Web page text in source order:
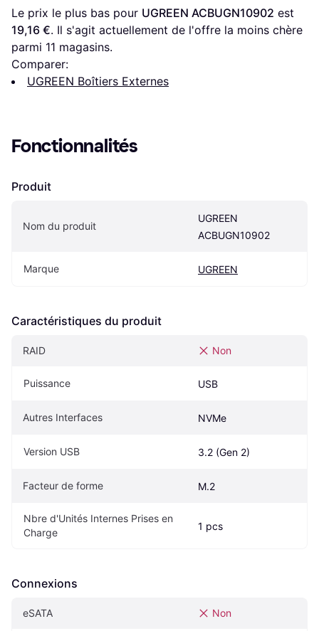
Le prix le plus bas pour UGREEN ‎ACBUGN10902
19,16 €. Il s'agit actuellement de l'offre la moins chère
parmi 11 magasins.
Comparer:
UGREEN Boîtiers Externes
Fonctionnalités
Produit
Nom du produit
UGREEN
‎ACBUGN10902
Marque UGREEN
Caractéristiques du produit
RAID Non
Puissance USB
Autres Interfaces NVMe
Version USB 3.2 (Gen 2)
Facteur de forme M.2
Nbre d'Unités Internes Prises en
Charge
1 pcs
Connexions
eSATA Non